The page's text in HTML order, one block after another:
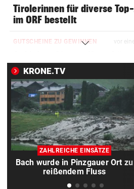
Tirolerinnen für diverse
im ORF bestellt
GUTSCHEINE ZU GEWINNEN vor
Katzenfoto!
NOCH IMMER OHNE PASS vor
GZSZ-Star Olivia über ihr
Österreich
VORSCHLAG FÜR ROUTE vor
Land Salzburg hält dem S-
Bahn frei
KRONE.TV
ZAHLREICHE EINSÄTZE
Bach wurde in Pinzgauer Ort zu
reißendem Fluss